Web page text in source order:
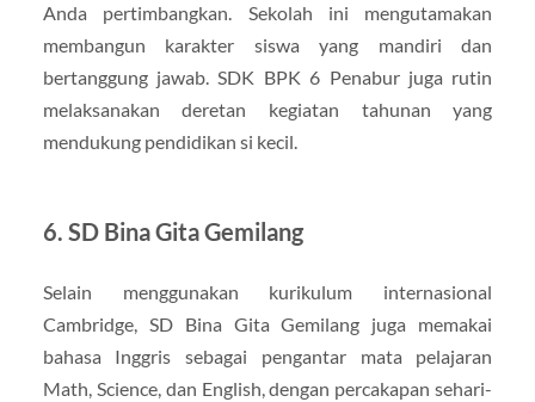
Anda pertimbangkan. Sekolah ini mengutamakan
membangun karakter siswa yang mandiri dan
bertanggung jawab. SDK BPK 6 Penabur juga rutin
melaksanakan deretan kegiatan tahunan yang
mendukung pendidikan si kecil.
6. SD Bina Gita Gemilang
Selain menggunakan kurikulum internasional
Cambridge, SD Bina Gita Gemilang juga memakai
bahasa Inggris sebagai pengantar mata pelajaran
Math, Science, dan English, dengan percakapan sehari-